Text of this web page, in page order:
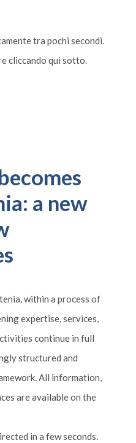
tra pochi secondi.
cliccando qui sotto.
a new
within a process of
expertise, services,
continue in full
structured and
All information,
are available on the
in a few seconds.